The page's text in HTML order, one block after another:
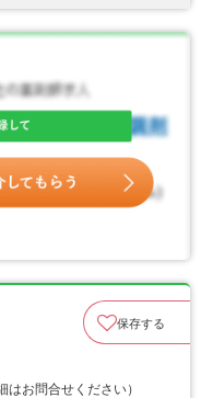
保存する
お問合せください）